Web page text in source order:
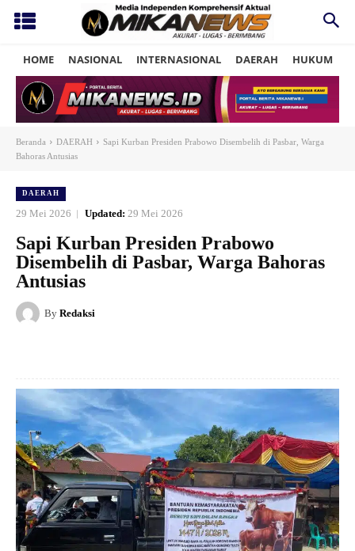
HOME NASIONAL INTERNASIONAL DAERAH HUKUM
Beranda DAERAH
Sapi Kurban Presiden Prabowo Disembelih di Pasbar, Warga
Bahoras Antusias
DAERAH
29 Mei 2026 Updated: 29 Mei 2026
Sapi Kurban Presiden Prabowo
Disembelih di Pasbar, Warga Bahoras
Antusias
By Redaksi